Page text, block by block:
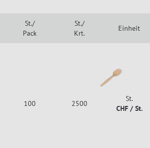
St./
Pack
St./
Krt.
Einheit
100 2500
St.
CHF / St.